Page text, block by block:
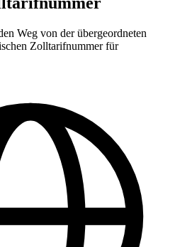
Weg von der übergeordneten
Zolltarifnummer für